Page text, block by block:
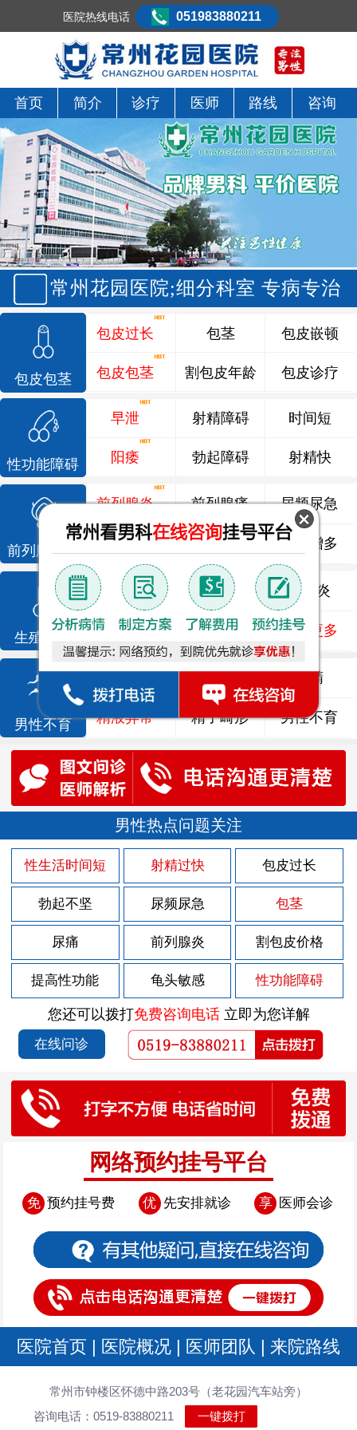
首页 简介 诊疗 医师 路线 咨询
常州花园医院;细分科室 专病专治
包皮包茎
包皮过长
包皮包茎
包茎
割包皮年龄
包皮嵌顿
包皮诊疗
性功能障碍
早泄
阳痿
射精障碍
勃起障碍
时间短
射精快
前列腺疾病
前列腺炎 前列腺痛 尿频尿急
前列腺增生 排尿不畅 夜尿增多
生殖感染
龟头炎 睾丸炎 尿道炎
尿相关 泌尿感染 了解更多
男性不育
死精 少精 弱精
精液异常 精子畸形 男性不育
男性热点问题关注
性生活时间短 射精过快 包皮过长
勃起不坚 尿频尿急 包茎
尿痛 前列腺炎 割包皮价格
提高性功能 龟头敏感 性功能障碍
您还可以拨打免费咨询电话立即为您详解
在线问诊
网络预约挂号平台
免 预约挂号费 优 先安排就诊 享 医师会诊
医院首页 | 医院概况 | 医师团队 | 来院路线
常州市钟楼区怀德中路203号（老花园汽车站旁）
咨询电话：0519-83880211
一键拨打
医院热线电话 051983880211